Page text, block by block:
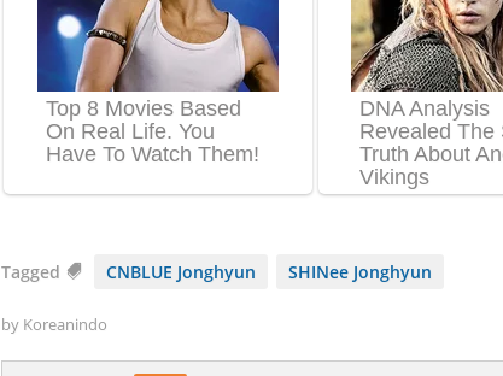
Tagged CNBLUE Jonghyun SHINee Jonghyun
by Koreanindo